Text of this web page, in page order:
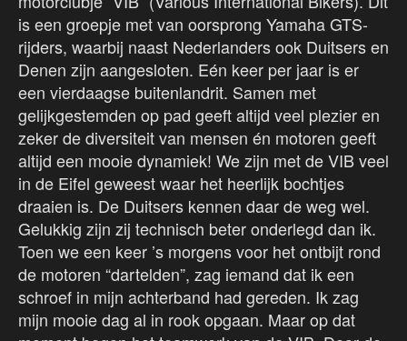
is een groepje met van oorsprong Yamaha GTS-
rijders, waarbij naast Nederlanders ook Duitsers en
Denen zijn aangesloten. Eén keer per jaar is er
een vierdaagse buitenlandrit. Samen met
gelijkgestemden op pad geeft altijd veel plezier en
zeker de diversiteit van mensen én motoren geeft
altijd een mooie dynamiek! We zijn met de VIB veel
in de Eifel geweest waar het heerlijk bochtjes
draaien is. De Duitsers kennen daar de weg wel.
Gelukkig zijn zij technisch beter onderlegd dan ik.
Toen we een keer ’s morgens voor het ontbijt rond
de motoren “dartelden”, zag iemand dat ik een
schroef in mijn achterband had gereden. Ik zag
mijn mooie dag al in rook opgaan. Maar op dat